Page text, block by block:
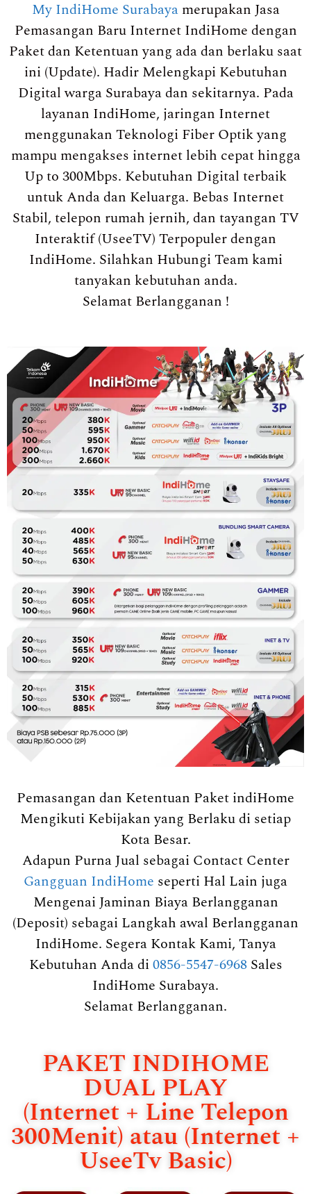
My IndiHome Surabayamerupakan Jasa
Pemasangan Baru Internet IndiHome dengan
Paket dan Ketentuan yang ada dan berlaku saat
ini (Update). Hadir Melengkapi Kebutuhan
Digital warga Surabaya dan sekitarnya. Pada
layanan IndiHome, jaringan Internet
menggunakan Teknologi Fiber Optik yang
mampu mengakses internet lebih cepat hingga
Up to 300Mbps. Kebutuhan Digital terbaik
untuk Anda dan Keluarga. Bebas Internet
Stabil, telepon rumah jernih, dan tayangan TV
Interaktif (UseeTV) Terpopuler dengan
IndiHome. Silahkan Hubungi Team kami
tanyakan kebutuhan anda.
Selamat Berlangganan !
Pemasangan dan Ketentuan Paket indiHome
Mengikuti Kebijakan yang Berlaku di setiap
Kota Besar.
Adapun Purna Jual sebagai Contact Center
Gangguan IndiHome seperti Hal Lain juga
Mengenai Jaminan Biaya Berlangganan
(Deposit) sebagai Langkah awal Berlangganan
IndiHome. Segera Kontak Kami, Tanya
Kebutuhan Anda di 0856-5547-6968Sales
IndiHome Surabaya.
Selamat Berlangganan.
PAKET INDIHOME
DUAL PLAY
(Internet + Line Telepon
300Menit) atau (Internet +
UseeTv Basic)